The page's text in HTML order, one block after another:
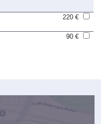
220 €
90 €